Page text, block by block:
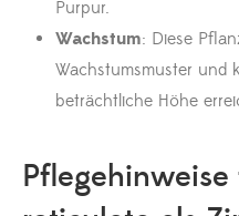
Purpur.
Wachstum: Diese
Wachstumsmuster und
beträchtliche Höhe